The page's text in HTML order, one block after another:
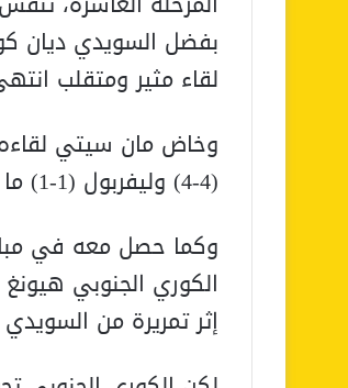
بفضل السويدي ديان
لقاء مثير ومتقلب
وخاض مان سيتي
(4-4) وليفربول (1-1) ما سمح لأرسنال بالانفراد بالصدارة.
وكما حصل معه في
الكوري الجنوبي
إثر تمريرة من